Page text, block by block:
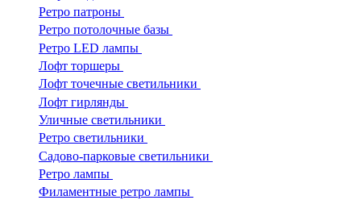
Ретро патроны
Ретро потолочные базы
Ретро LED лампы
Лофт торшеры
Лофт точечные светильники
Лофт гирлянды
Уличные светильники
Ретро светильники
Садово-парковые светильники
Ретро лампы
Филаментные ретро лампы